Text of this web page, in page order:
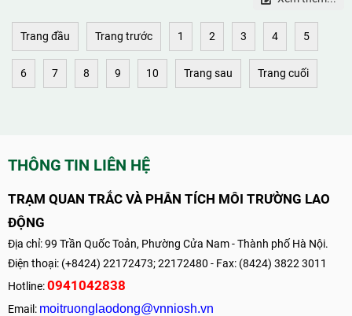
Vệ sinh Lao động, 99 Trần Quốc Toản, Hoàn Kiếm, Hà Nội.
Trang đầu Trang trước 1 2 3 4 5
6 7 8 9 10 Trang sau Trang cuối
THÔNG TIN LIÊN HỆ
TRẠM QUAN TRẮC VÀ PHÂN TÍCH MÔI TRƯỜNG LAO
ĐỘNG
Địa chỉ: 99 Trần Quốc Toản, Phường Cửa Nam - Thành phố Hà Nội.
Điện thoại: (+8424) 22172473; 22172480 - Fax: (8424) 3822 3011
Hotline:0941042838
Email: moitruonglaodong@vnniosh.vn